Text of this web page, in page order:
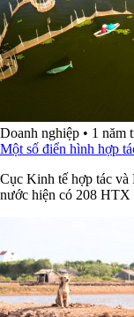
Doanh nghiệp • 1 năm
Một số điển hình hợp
Cục Kinh tế hợp tác và
nước hiện có 208 HTX